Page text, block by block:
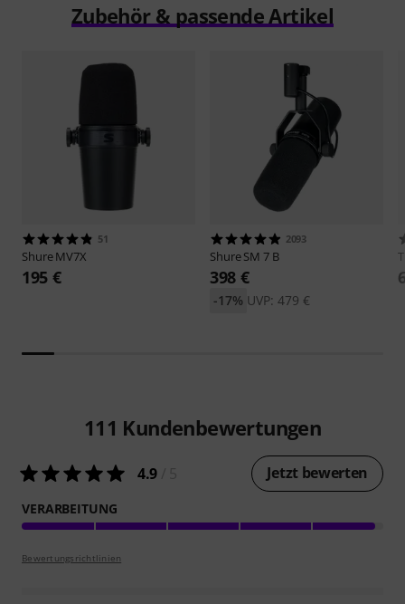
Zubehör & passende Artikel
51
ShureMV7X
195 €
2093
ShureSM 7 B
398 €
UVP: 479 €
-17%
111 Kundenbewertungen
4.9 Jetzt bewerten
VERARBEITUNG
Bewertungsrichtlinien